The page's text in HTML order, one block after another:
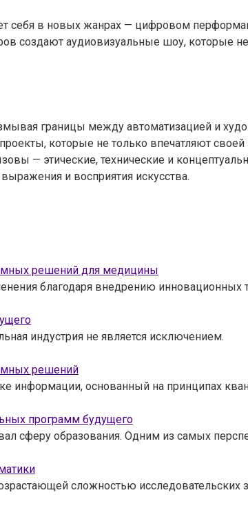
в новых жанрах — цифровом
создают аудиовизуальные шоу, которые
границы между автоматизацией и
которые не только впечатляют
— этические, технические и
и восприятия искусства.
решений для медицины
благодаря внедрению инновационных
индустрия не является исключением.
решений
информации, основанный на принципах
программ будущего
сферу образования. Одним из самых
сложностью исследовательских